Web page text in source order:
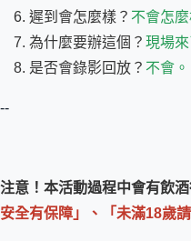
遲到會怎麼樣？ 不會怎
為什麼要辦這個？ 現場來
是否會錄影回放？ 不會。
--
注意！本活動過程中會有飲酒
安全有保障」、「未滿18歲請